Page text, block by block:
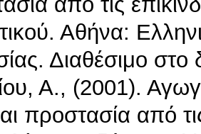
Αθήνα:
Διαθέσιμο
Α., (2001).
προστασία από